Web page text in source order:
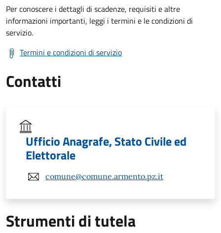
Per conoscere i dettagli di scadenze, requisiti e altre
informazioni importanti, leggi i termini e le condizioni di
servizio.
Termini e condizioni di servizio
Contatti
Ufficio Anagrafe, Stato Civile ed
Elettorale
comune@comune.armento.pz.it
Strumenti di tutela